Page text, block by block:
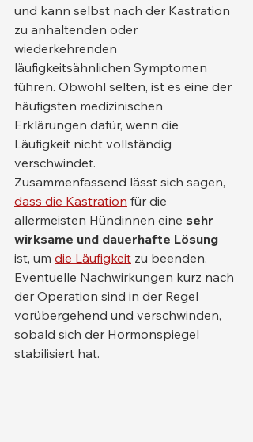
und kann selbst nach der Kastration
zu anhaltenden oder
wiederkehrenden
läufigkeitsähnlichen Symptomen
führen. Obwohl selten, ist es eine der
häufigsten medizinischen
Erklärungen dafür, wenn die
Läufigkeit nicht vollständig
verschwindet.
Zusammenfassend lässt sich sagen,
dass die Kastration für die
allermeisten Hündinnen eine sehr
wirksame und dauerhafte Lösung
ist, um die Läufigkeit zu beenden.
Eventuelle Nachwirkungen kurz nach
der Operation sind in der Regel
vorübergehend und verschwinden,
sobald sich der Hormonspiegel
stabilisiert hat.